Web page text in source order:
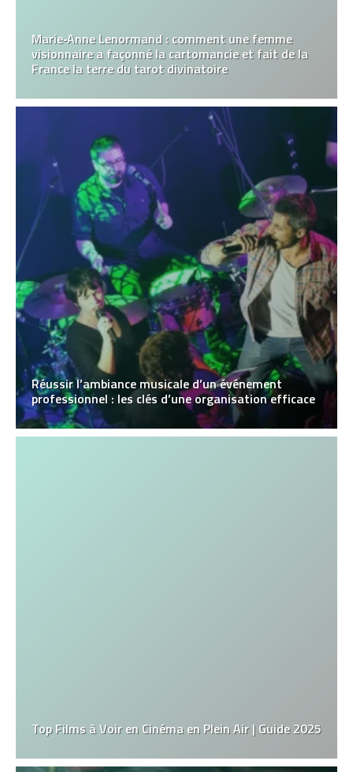
Marie‑Anne Lenormand : comment une femme
visionnaire a façonné la cartomancie et fait de la
France la terre du tarot divinatoire
Réussir l’ambiance musicale d’un événement
professionnel : les clés d’une organisation efficace
Top Films à Voir en Cinéma en Plein Air | Guide 2025